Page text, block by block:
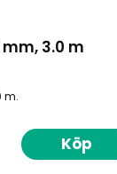
3.0 m
m.
Köp